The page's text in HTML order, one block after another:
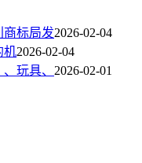
标局发2026-02-04
机2026-02-04
玩具、 2026-02-01